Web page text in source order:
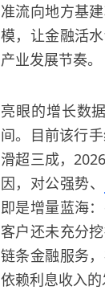
准流向地方基
模，让金融活
产业发展节奏。
亮眼的增长数
间。 目前该行
滑超三成，
因，对公强势、
即是增量蓝海
客户还未充分
链条金融服务
依赖利息收入的